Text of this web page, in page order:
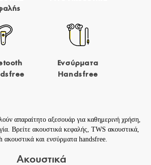
Ενσύρματα
Handsfree
απαραίτητο αξεσουάρ για καθημερινή χρήση,
Βρείτε ακουστικά κεφαλής TWS ακουστικά
ακουστικάκαι ενσύρματα handsfree.
Ακουστικά